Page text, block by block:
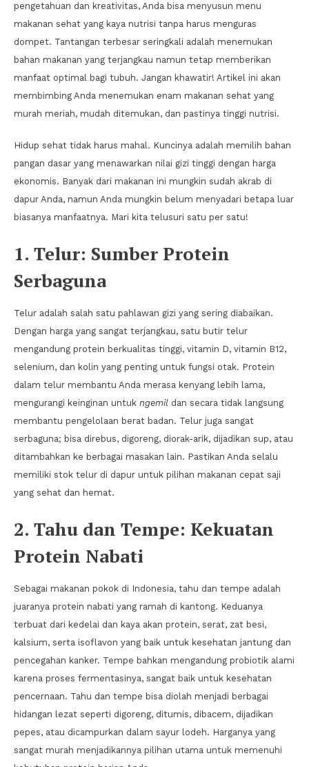
pengetahuan dan kreativitas, Anda bisa menyusun menu
makanan sehat yang kaya nutrisi tanpa harus menguras
dompet. Tantangan terbesar seringkali adalah menemukan
bahan makanan yang terjangkau namun tetap memberikan
manfaat optimal bagi tubuh. Jangan khawatir! Artikel ini akan
membimbing Anda menemukan enam makanan sehat yang
murah meriah, mudah ditemukan, dan pastinya tinggi nutrisi.
Hidup sehat tidak harus mahal. Kuncinya adalah memilih bahan
pangan dasar yang menawarkan nilai gizi tinggi dengan harga
ekonomis. Banyak dari makanan ini mungkin sudah akrab di
dapur Anda, namun Anda mungkin belum menyadari betapa luar
biasanya manfaatnya. Mari kita telusuri satu per satu!
1. Telur: Sumber Protein
Serbaguna
Telur adalah salah satu pahlawan gizi yang sering diabaikan.
Dengan harga yang sangat terjangkau, satu butir telur
mengandung protein berkualitas tinggi, vitamin D, vitamin B12,
selenium, dan kolin yang penting untuk fungsi otak. Protein
dalam telur membantu Anda merasa kenyang lebih lama,
mengurangi keinginan untuk ngemil dan secara tidak langsung
membantu pengelolaan berat badan. Telur juga sangat
serbaguna; bisa direbus, digoreng, diorak-arik, dijadikan sup, atau
ditambahkan ke berbagai masakan lain. Pastikan Anda selalu
memiliki stok telur di dapur untuk pilihan makanan cepat saji
yang sehat dan hemat.
2. Tahu dan Tempe: Kekuatan
Protein Nabati
Sebagai makanan pokok di Indonesia, tahu dan tempe adalah
juaranya protein nabati yang ramah di kantong. Keduanya
terbuat dari kedelai dan kaya akan protein, serat, zat besi,
kalsium, serta isoflavon yang baik untuk kesehatan jantung dan
pencegahan kanker. Tempe bahkan mengandung probiotik alami
karena proses fermentasinya, sangat baik untuk kesehatan
pencernaan. Tahu dan tempe bisa diolah menjadi berbagai
hidangan lezat seperti digoreng, ditumis, dibacem, dijadikan
pepes, atau dicampurkan dalam sayur lodeh. Harganya yang
sangat murah menjadikannya pilihan utama untuk memenuhi